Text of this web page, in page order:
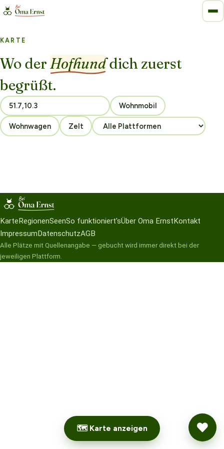
KARTE
Wo der Hofhunddich zuerst
begrüßt.
Wohnmobil
Wohnwagen Zelt
🗺 Karte anzeigen
Karte RegionenSeenSo funktioniert'sÜber Oma Ernst Kontakt
Impressum DatenschutzAGB
Alle Plätze mit Quellenangabe — gebucht wird immer direkt bei der
jeweiligen Plattform.